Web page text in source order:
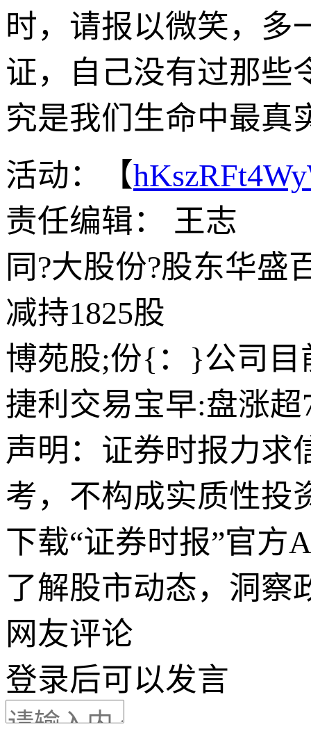
时，请报以微笑，多
证，自己没有过那些
究是我们生命中最真
活动：【
责任编辑： 王志
同?大股份?股东华盛
减持1825股
博苑股;份{：}公司目
捷利交易宝早:盘涨超
声明：证券时报力求
考，不构成实质性投
下载“证券时报”官方
了解股市动态，洞察
网友评论
登录后可以发言